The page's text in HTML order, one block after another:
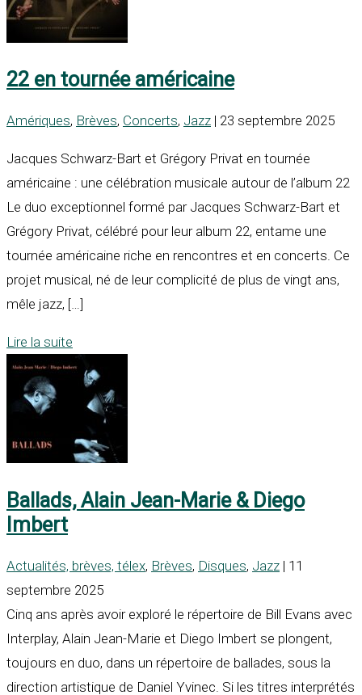
22 en tournée américaine
Amériques, Brèves, Concerts, Jazz | 23 septembre 2025
Jacques Schwarz-Bart et Grégory Privat en tournée
américaine : une célébration musicale autour de l’album 22
Le duo exceptionnel formé par Jacques Schwarz-Bart et
Grégory Privat, célébré pour leur album 22, entame une
tournée américaine riche en rencontres et en concerts. Ce
projet musical, né de leur complicité de plus de vingt ans,
mêle jazz, […]
Lire la suite
Ballads, Alain Jean-Marie & Diego
Imbert
Actualités, brèves, télex, Brèves, Disques, Jazz | 11
septembre 2025
Cinq ans après avoir exploré le répertoire de Bill Evans avec
Interplay, Alain Jean-Marie et Diego Imbert se plongent,
toujours en duo, dans un répertoire de ballades, sous la
direction artistique de Daniel Yvinec. Si les titres interprétés